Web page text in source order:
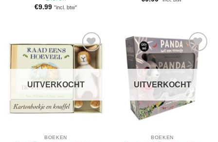
€9.99 "incl. btw"
Toevoegen
aan
verlanglijst
UITVERKOCHT
BOEKEN
Toevoegen
aan
UITVERKOCHT
BOEKEN